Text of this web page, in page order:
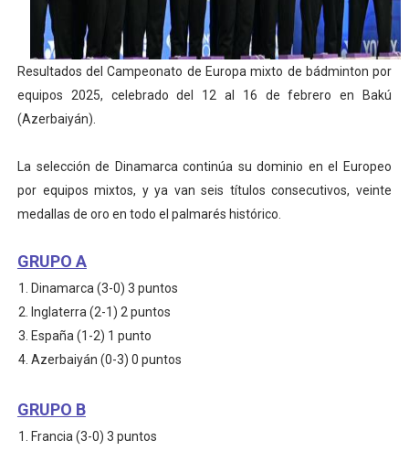
Resultados del Campeonato de Europa mixto de bádminton por
equipos 2025, celebrado del 12 al 16 de febrero en Bakú
(Azerbaiyán).
La selección de Dinamarca continúa su dominio en el Europeo
por equipos mixtos, y ya van seis títulos consecutivos, veinte
medallas de oro en todo el palmarés histórico.
GRUPO A
Dinamarca (3-0) 3 puntos
Inglaterra (2-1) 2 puntos
España (1-2) 1 punto
Azerbaiyán (0-3) 0 puntos
GRUPO B
Francia (3-0) 3 puntos